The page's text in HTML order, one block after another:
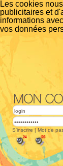
Les cookies
publicitaires et
informations
vos données
S'inscrire | Mot de